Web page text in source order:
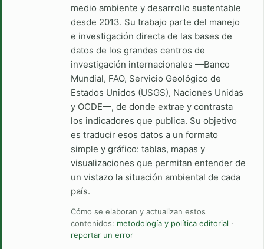
medio ambiente y desarrollo sustentable
desde 2013. Su trabajo parte del manejo
e investigación directa de las bases de
datos de los grandes centros de
investigación internacionales —Banco
Mundial, FAO, Servicio Geológico de
Estados Unidos (USGS), Naciones Unidas
y OCDE—, de donde extrae y contrasta
los indicadores que publica. Su objetivo
es traducir esos datos a un formato
simple y gráfico: tablas, mapas y
visualizaciones que permitan entender de
un vistazo la situación ambiental de cada
país.
Cómo se elaboran y actualizan estos
contenidos: metodología y política editorial ·
reportar un error